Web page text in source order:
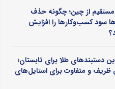
مستقیم از چین؛ چگونه حذف
سود کسب‌وکارها را افزایش
دستبندهای طلا برای تابستان؛
ظریف و متفاوت برای استایل‌های